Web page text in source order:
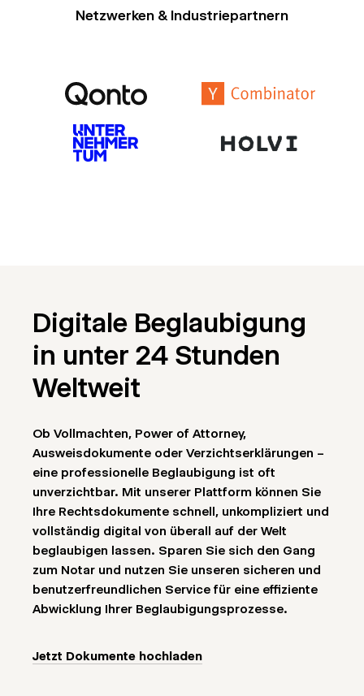
Netzwerken & Industriepartnern
Digitale Beglaubigung
in unter 24 Stunden
Weltweit
Ob Vollmachten, Power of Attorney,
Ausweisdokumente oder Verzichtserklärungen –
eine professionelle Beglaubigung ist oft
unverzichtbar. Mit unserer Plattform können Sie
Ihre Rechtsdokumente schnell, unkompliziert und
vollständig digital von überall auf der Welt
beglaubigen lassen. Sparen Sie sich den Gang
zum Notar und nutzen Sie unseren sicheren und
benutzerfreundlichen Service für eine effiziente
Abwicklung Ihrer Beglaubigungsprozesse.
Jetzt Dokumente hochladen